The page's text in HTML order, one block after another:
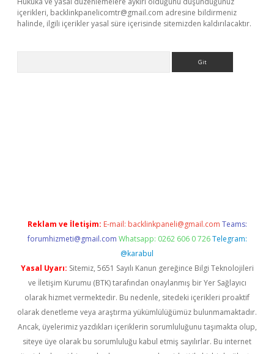
içerikleri, backlinkpanelicomtr@gmail.com adresine bildirmeniz
halinde, ilgili içerikler yasal süre içerisinde sitemizden kaldırılacaktır.
Reklam ve İletişim: E-mail: backlinkpaneli@gmail.com Teams:
forumhizmeti@gmail.com Whatsapp: 0262 606 0 726 Telegram:
@karabul
Yasal Uyarı: Sitemiz, 5651 Sayılı Kanun gereğince Bilgi Teknolojileri
ve İletişim Kurumu (BTK) tarafından onaylanmış bir Yer Sağlayıcı
olarak hizmet vermektedir. Bu nedenle, sitedeki içerikleri proaktif
olarak denetleme veya araştırma yükümlülüğümüz bulunmamaktadır.
Ancak, üyelerimiz yazdıkları içeriklerin sorumluluğunu taşımakta olup,
siteye üye olarak bu sorumluluğu kabul etmiş sayılırlar. Bu internet